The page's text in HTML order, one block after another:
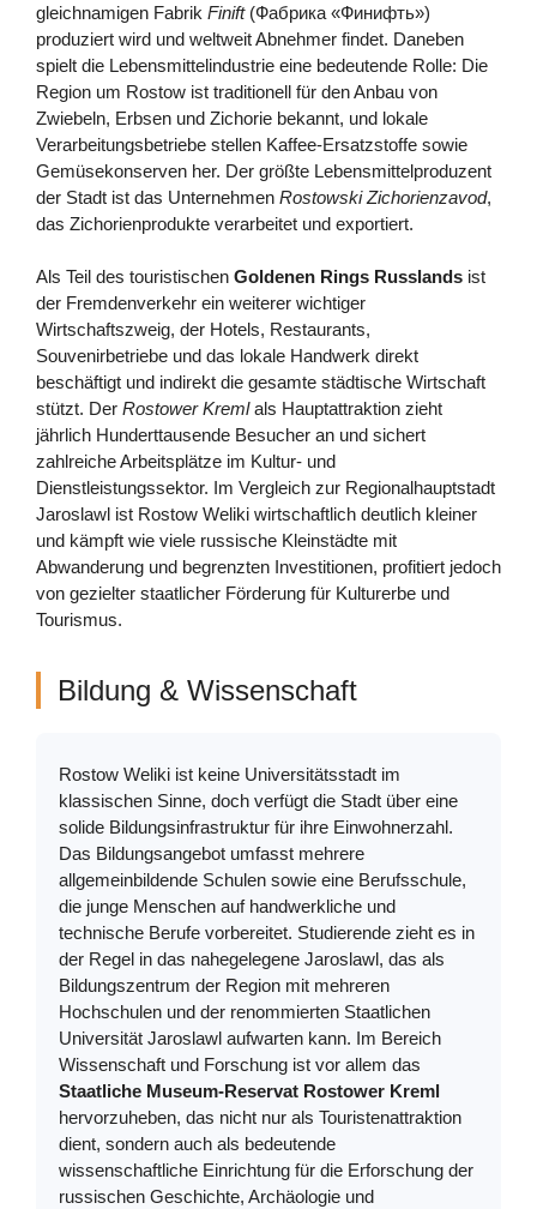
gleichnamigen Fabrik Finift(Фабрика «Финифть»)
produziert wird und weltweit Abnehmer findet. Daneben
spielt die Lebensmittelindustrie eine bedeutende Rolle: Die
Region um Rostow ist traditionell für den Anbau von
Zwiebeln, Erbsen und Zichorie bekannt, und lokale
Verarbeitungsbetriebe stellen Kaffee-Ersatzstoffe sowie
Gemüsekonserven her. Der größte Lebensmittelproduzent
der Stadt ist das Unternehmen Rostowski Zichorienzavod,
das Zichorienprodukte verarbeitet und exportiert.
Als Teil des touristischen Goldenen Rings Russlands ist
der Fremdenverkehr ein weiterer wichtiger
Wirtschaftszweig, der Hotels, Restaurants,
Souvenirbetriebe und das lokale Handwerk direkt
beschäftigt und indirekt die gesamte städtische Wirtschaft
stützt. Der Rostower Kremlals Hauptattraktion zieht
jährlich Hunderttausende Besucher an und sichert
zahlreiche Arbeitsplätze im Kultur- und
Dienstleistungssektor. Im Vergleich zur Regionalhauptstadt
Jaroslawl ist Rostow Weliki wirtschaftlich deutlich kleiner
und kämpft wie viele russische Kleinstädte mit
Abwanderung und begrenzten Investitionen, profitiert jedoch
von gezielter staatlicher Förderung für Kulturerbe und
Tourismus.
Bildung & Wissenschaft
Rostow Weliki ist keine Universitätsstadt im
klassischen Sinne, doch verfügt die Stadt über eine
solide Bildungsinfrastruktur für ihre Einwohnerzahl.
Das Bildungsangebot umfasst mehrere
allgemeinbildende Schulen sowie eine Berufsschule,
die junge Menschen auf handwerkliche und
technische Berufe vorbereitet. Studierende zieht es in
der Regel in das nahegelegene Jaroslawl, das als
Bildungszentrum der Region mit mehreren
Hochschulen und der renommierten Staatlichen
Universität Jaroslawl aufwarten kann. Im Bereich
Wissenschaft und Forschung ist vor allem das
Staatliche Museum-Reservat Rostower Kreml
hervorzuheben, das nicht nur als Touristenattraktion
dient, sondern auch als bedeutende
wissenschaftliche Einrichtung für die Erforschung der
russischen Geschichte, Archäologie und